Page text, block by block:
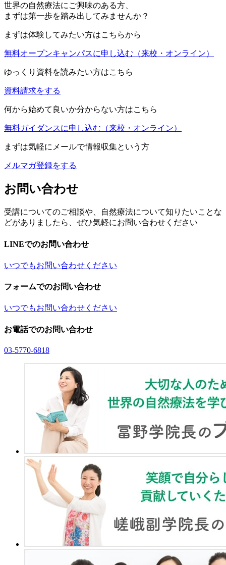
世界の自然療法にご興味のある方、
まずは第一歩を踏み出してみませんか？
まずは体験してみたい方はこちらから
無料オープンキャンパスに申し込む （来校・オンライン）
ゆっくり資料を読みたい方はこちら
資料請求をする
何から始めて良いか分からない方はこちら
無料ガイダンスに申し込む （来校・オンライン）
まずは気軽にメールで情報収集という方
メルマガ登録をする
お問い合わせ
受講についてのご相談や、自然療法について知りたいことな
どがありましたら、ぜひ気軽にお問い合わせください
LINEでのお問い合わせ
いつでもお問い合わせください
フォームでのお問い合わせ
いつでもお問い合わせください
お電話でのお問い合わせ
03-5770-6818